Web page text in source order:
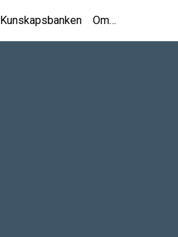
Kunskapsbanken Om…